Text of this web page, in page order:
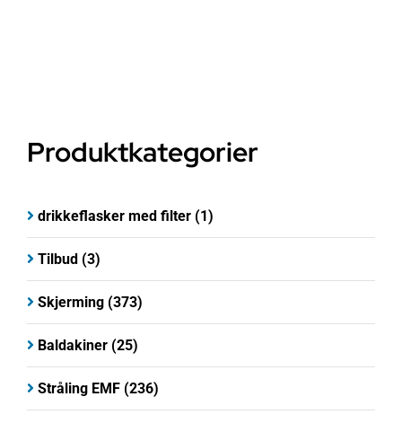
Produktkategorier
drikkeflasker med filter (1)
Tilbud (3)
Skjerming (373)
Baldakiner (25)
Stråling EMF (236)